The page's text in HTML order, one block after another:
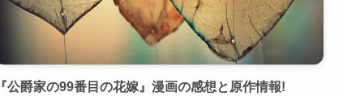
『公爵家の99番目の花嫁』漫画の感想と原作情報!